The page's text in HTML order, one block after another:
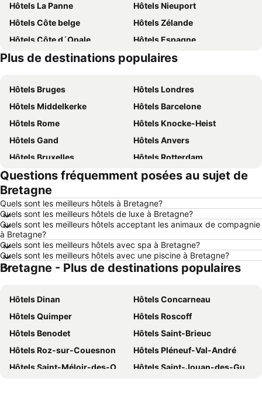
Hôtels La Panne
Hôtels Nieuport
Hôtels Côte belge
Hôtels Zélande
Hôtels Côte d´Opale
Hôtels Espagne
Hôtels Belgique
Hôtels Ardennes belges
Plus de destinations populaires
Hôtels Bruges
Hôtels Londres
Hôtels Middelkerke
Hôtels Barcelone
Hôtels Rome
Hôtels Knocke-Heist
Hôtels Gand
Hôtels Anvers
Hôtels Bruxelles
Hôtels Rotterdam
Hôtels Maastricht
Hôtels Durbuy
Hôtels Hasselt
Hôtels Boulogne-sur-Mer
Hôtels Le Coq
Hôtels Le Touquet-Paris-Plage
Hôtels Dunkerque
Hôtels Málaga
Hôtels France
Hôtels Luxembourg
Hôtels Ténérife
Hôtels Majorque
Hôtels Ibiza
Questions fréquemment posées au sujet de
Bretagne
Quels sont les meilleurs hôtels à Bretagne?
Quels sont les meilleurs hôtels de luxe à Bretagne?
Quels sont les meilleurs hôtels acceptant les animaux de compagnie
à Bretagne?
Quels sont les meilleurs hôtels avec spa à Bretagne?
Quels sont les meilleurs hôtels avec une piscine à Bretagne?
Bretagne - Plus de destinations populaires
Hôtels Dinan
Hôtels Concarneau
Hôtels Quimper
Hôtels Roscoff
Hôtels Benodet
Hôtels Saint-Brieuc
Hôtels Roz-sur-Couesnon
Hôtels Pléneuf-Val-André
Hôtels Saint-Méloir-des-Ondes
Hôtels Saint-Jouan-des-Guérets